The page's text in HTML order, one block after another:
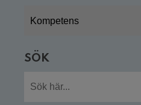
SÖK